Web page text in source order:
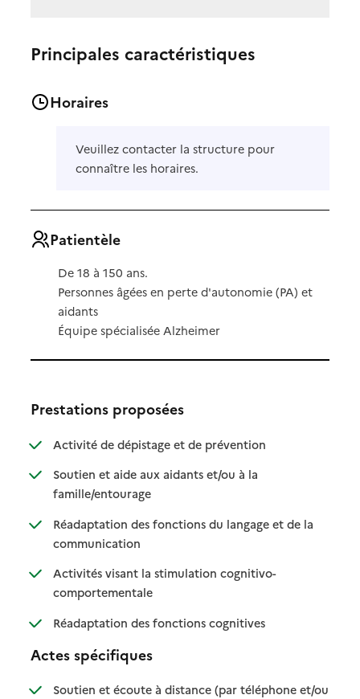
Principales caractéristiques
Horaires
Veuillez contacter la structure pour
connaître les horaires.
Patientèle
De 18 à 150 ans.
Personnes âgées en perte d'autonomie (PA) et
aidants
Équipe spécialisée Alzheimer
Prestations proposées
Activité de dépistage et de prévention: disponible
: non disponible
Soutien et aide aux aidants et/ou à la
famille/entourage: disponible
: non disponible
Réadaptation des fonctions du langage et de la
communication: disponible
: non disponible
Activités visant la stimulation cognitivo-
comportementale: disponible
: non disponible
Réadaptation des fonctions cognitives: disponible
: non disponible
Actes spécifiques
Soutien et écoute à distance (par téléphone et/ou